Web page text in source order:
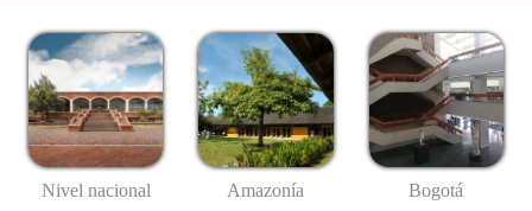
Nivel nacional Amazonía Bogotá